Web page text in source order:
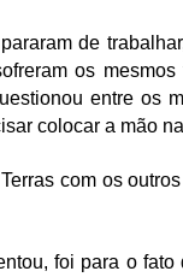
de
os
entre os
colocar a mão
com os
foi para o